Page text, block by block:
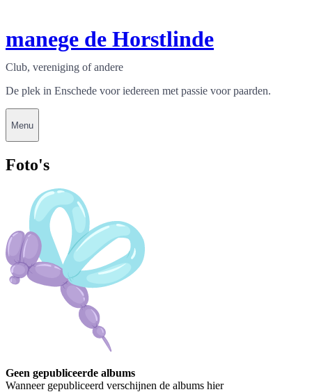
manege de Horstlinde
Club, vereniging of andere
De plek in Enschede voor iedereen met passie voor paarden.
Menu
Foto's
Geen gepubliceerde albums
Wanneer gepubliceerd verschijnen de albums hier